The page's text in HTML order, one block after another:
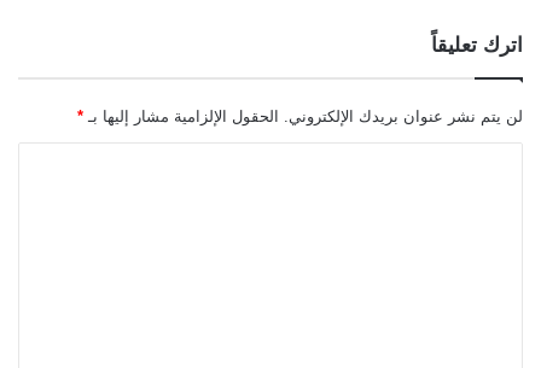
اترك تعليقاً
لن يتم نشر عنوان بريدك الإلكتروني. الحقول الإلزامية مشار إليها بـ *